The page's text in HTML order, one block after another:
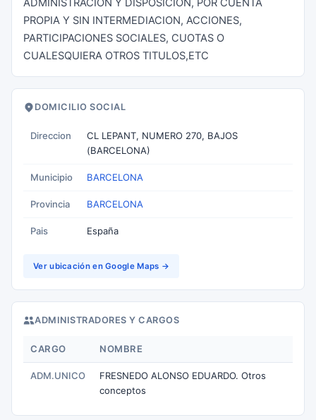
ADMINISTRACION Y DISPOSICION, POR CUENTA
PROPIA Y SIN INTERMEDIACION, ACCIONES,
PARTICIPACIONES SOCIALES, CUOTAS O
CUALESQUIERA OTROS TITULOS,ETC
DOMICILIO SOCIAL
Direccion
CL LEPANT, NUMERO 270, BAJOS
(BARCELONA)
Municipio BARCELONA
Provincia BARCELONA
Pais España
Ver ubicación en Google Maps →
ADMINISTRADORES Y CARGOS
CARGO NOMBRE
ADM.UNICO
FRESNEDO ALONSO EDUARDO. Otros
conceptos